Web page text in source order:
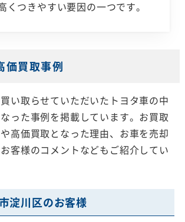
くつきやすい要因の一つです。
価買取事例
い取らせていただいたトヨタ車の中
った事例を掲載しています。お買取
高価買取となった理由、お車を売却
客様のコメントなどもご紹介してい
淀川区のお客様